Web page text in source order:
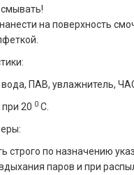
на поверхность
ПАВ, увлажнитель,
при 20 0 С.
строго по назначению
паров и при